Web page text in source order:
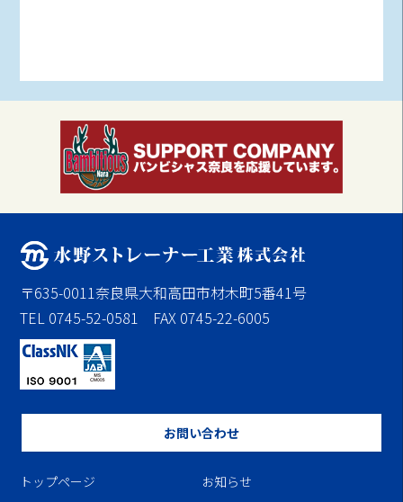
〒635-0011奈良県大和高田市材木町5番41号
TEL 0745-52-0581 FAX 0745-22-6005
お問い合わせ
トップページ お知らせ